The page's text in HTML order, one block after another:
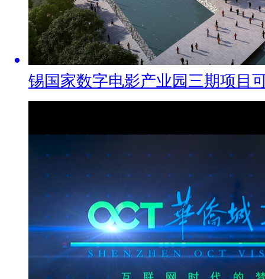
锡国家数字电影产业园三期项目